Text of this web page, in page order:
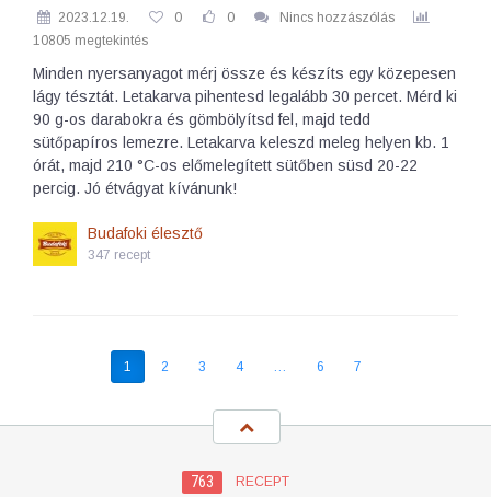
2023.12.19. 0 0
Nincs hozzászólás
10805 megtekintés
Minden nyersanyagot mérj össze és készíts egy közepesen
lágy tésztát. Letakarva pihentesd legalább 30 percet. Mérd ki
90 g-os darabokra és gömbölyítsd fel, majd tedd
sütőpapíros lemezre. Letakarva keleszd meleg helyen kb. 1
órát, majd 210 °C-os előmelegített sütőben süsd 20-22
percig. Jó étvágyat kívánunk!
Budafoki élesztő
347 recept
1 2 3 4 … 6 7
763 RECEPT